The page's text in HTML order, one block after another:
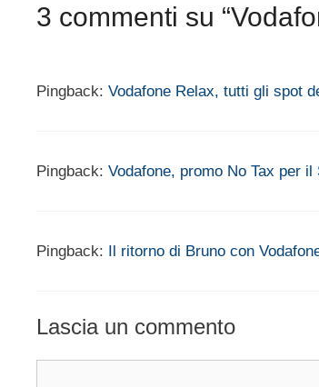
3 commenti su
Pingback: Vodafone Relax, tutti gli spot
Pingback: Vodafone, promo No Tax per
Pingback: Il ritorno di Bruno con
Lascia un commento